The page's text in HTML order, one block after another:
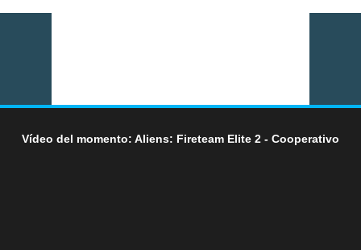
Vídeo del momento: Aliens: Fireteam Elite 2 - Cooperativo